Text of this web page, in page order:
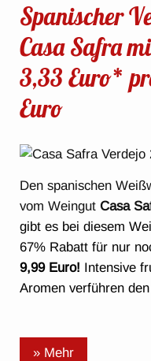
Spanischer
Casa Safra
3,33 Euro*
Euro
Den spanischen
vom WeingutCasa
gibt es bei diesem
67% Rabatt für nur
9,99 Euro! Intensive
Aromen verführen
» Mehr